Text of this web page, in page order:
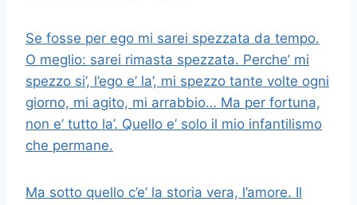
Se fosse per ego mi sarei spezzata da tempo.
O meglio: sarei rimasta spezzata. Perche’ mi
spezzo si’, l’ego e’ la’, mi spezzo tante volte ogni
giorno, mi agito, mi arrabbio… Ma per fortuna,
non e’ tutto la’. Quello e’ solo il mio infantilismo
che permane.
Ma sotto quello c’e’ la storia vera, l’amore. Il